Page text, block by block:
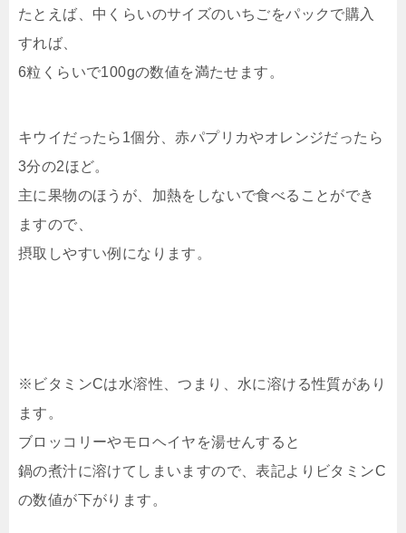
たとえば、中くらいのサイズのいちごをパックで購入
すれば、
6粒くらいで100gの数値を満たせます。
キウイだったら1個分、赤パプリカやオレンジだったら
3分の2ほど。
主に果物のほうが、加熱をしないで食べることができ
ますので、
摂取しやすい例になります。
※ビタミンCは水溶性、つまり、水に溶ける性質があり
ます。
ブロッコリーやモロヘイヤを湯せんすると
鍋の煮汁に溶けてしまいますので、表記よりビタミンC
の数値が下がります。